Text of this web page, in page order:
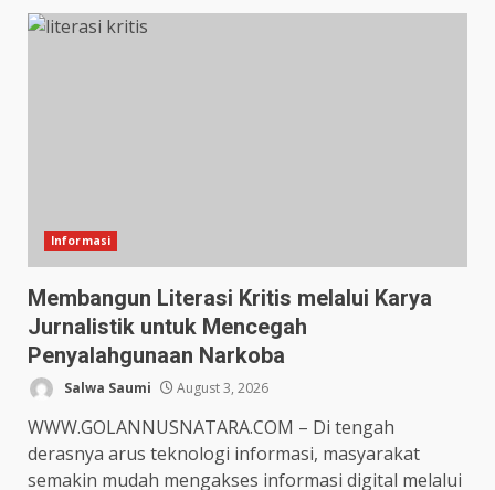
Informasi
Membangun Literasi Kritis melalui Karya
Jurnalistik untuk Mencegah
Penyalahgunaan Narkoba
Salwa Saumi August 3, 2026
WWW.GOLANNUSNATARA.COM – Di tengah
derasnya arus teknologi informasi, masyarakat
semakin mudah mengakses informasi digital melalui